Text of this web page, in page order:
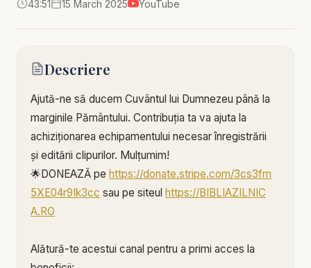
43:51 15 March 2025 YouTube
Descriere
Ajută-ne să ducem Cuvântul lui Dumnezeu până la
marginile Pământului. Contribuția ta va ajuta la
achiziționarea echipamentului necesar înregistrării
și editării clipurilor. Mulțumim!
🌟DONEAZĂ pehttps://donate.stripe.com/3cs3fm
5XE04r9Ik3cc sau pe siteulhttps://BIBLIAZILNIC
A.RO
Alătură-te acestui canal pentru a primi acces la